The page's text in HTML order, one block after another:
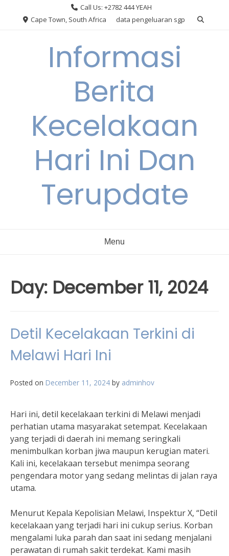
Call Us: +2782 444 YEAH
Cape Town, South Africa
data pengeluaran sgp
Informasi
Berita
Kecelakaan
Hari Ini Dan
Terupdate
Menu
Day: December 11, 2024
Detil Kecelakaan Terkini di
Melawi Hari Ini
Posted on December 11, 2024 by adminhov
Hari ini, detil kecelakaan terkini di Melawi menjadi
perhatian utama masyarakat setempat. Kecelakaan
yang terjadi di daerah ini memang seringkali
menimbulkan korban jiwa maupun kerugian materi.
Kali ini, kecelakaan tersebut menimpa seorang
pengendara motor yang sedang melintas di jalan raya
utama.
Menurut Kepala Kepolisian Melawi, Inspektur X, “Detil
kecelakaan yang terjadi hari ini cukup serius. Korban
mengalami luka parah dan saat ini sedang menjalani
perawatan di rumah sakit terdekat. Kami masih